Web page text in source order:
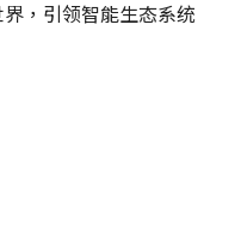
，引领智能生态系统